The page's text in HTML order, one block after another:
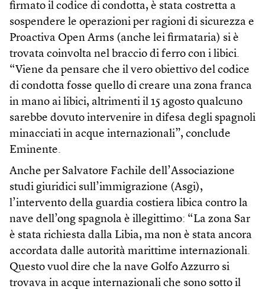
firmato il codice di condotta, è stata costretta a
sospendere le operazioni per ragioni di sicurezza e
Proactiva Open Arms (anche lei firmataria) si è
trovata coinvolta nel braccio di ferro con i libici.
“Viene da pensare che il vero obiettivo del codice
di condotta fosse quello di creare una zona franca
in mano ai libici, altrimenti il 15 agosto qualcuno
sarebbe dovuto intervenire in difesa degli spagnoli
minacciati in acque internazionali”, conclude
Eminente.
Anche per Salvatore Fachile dell’Associazione
studi giuridici sull’immigrazione (Asgi),
l’intervento della guardia costiera libica contro la
nave dell’ong spagnola è illegittimo: “La zona Sar
è stata richiesta dalla Libia, ma non è stata ancora
accordata dalle autorità marittime internazionali.
Questo vuol dire che la nave Golfo Azzurro si
trovava in acque internazionali che sono sotto il